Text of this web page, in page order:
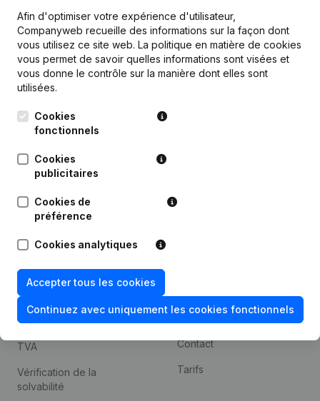
Afin d'optimiser votre expérience d'utilisateur,
Companyweb recueille des informations sur la façon dont
vous utilisez ce site web. La politique en matière de cookies
vous permet de savoir quelles informations sont visées et
vous donne le contrôle sur la manière dont elles sont
utilisées.
Cookies
fonctionnels
Cookies
publicitaires
Cookies de
préférence
Cookies analytiques
Accepter tous les cookies
Continuez avec uniquement les cookies fonctionnels
Français
Kantorenpark Everest
Leuvensesteenweg
1800 Vilvoorde
Produit
Informations d’entreprise
Monitoring
Compliance et prévention
de la fraude
Consulter des comptes
annuels
TVA
Vérification de la
solvabilité
Contact
Tarifs